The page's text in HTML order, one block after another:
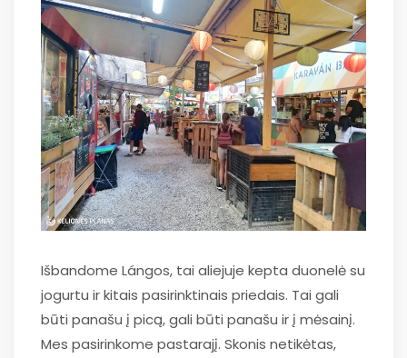
Išbandome Lángos, tai aliejuje kepta duonelė su
jogurtu ir kitais pasirinktinais priedais. Tai gali
būti panašu į picą, gali būti panašu ir į mėsainį.
Mes pasirinkome pastarajį. Skonis netikėtas,